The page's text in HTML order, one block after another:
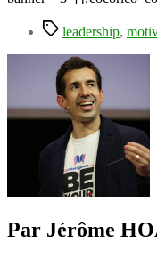
Étiquettes
leadership,
Par Jérôme